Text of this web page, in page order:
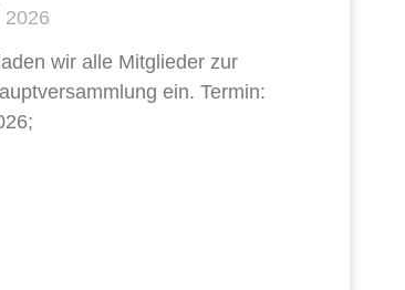
2026
wir alle Mitglieder zur
ein. Termin: